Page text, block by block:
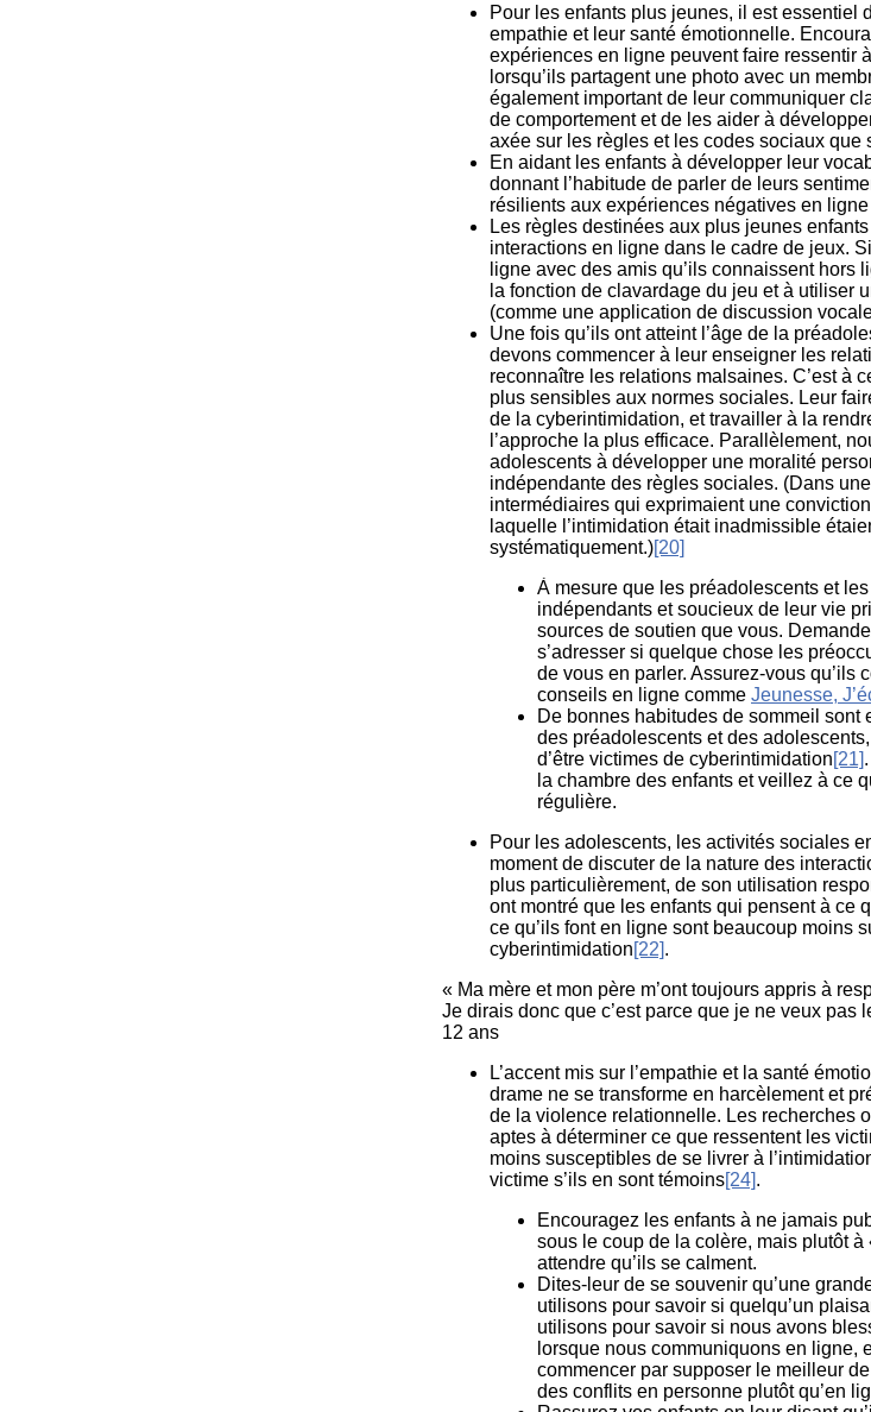
Pour les enfants plus jeunes, il est essentiel
empathie et leur santé émotionnelle.
expériences en ligne peuvent faire ressentir
lorsqu’ils partagent une photo avec un
également important de leur communiquer
de comportement et de les aider à
axée sur les règles et les codes sociaux que
En aidant les enfants à développer leur
donnant l’habitude de parler de leurs
résilients aux expériences négatives en
Les règles destinées aux plus jeunes
interactions en ligne dans le cadre de jeux.
ligne avec des amis qu’ils connaissent hors
la fonction de clavardage du jeu et à utiliser
(comme une application de discussion
Une fois qu’ils ont atteint l’âge de la
devons commencer à leur enseigner les
reconnaître les relations malsaines. C’est à
plus sensibles aux normes sociales. Leur
de la cyberintimidation, et travailler à la
l’approche la plus efficace. Parallèlement,
adolescents à développer une moralité
indépendante des règles sociales. (Dans
intermédiaires qui exprimaient une
laquelle l’intimidation était inadmissible
systématiquement.)[20]
À mesure que les préadolescents et
indépendants et soucieux de leur vie
sources de soutien que vous.
s’adresser si quelque chose les
de vous en parler. Assurez-vous qu’ils
conseils en ligne comme Jeunesse,
De bonnes habitudes de sommeil sont
des préadolescents et des
d’être victimes de cyberintimidation[21]
la chambre des enfants et veillez à ce
régulière.
Pour les adolescents, les activités sociales
moment de discuter de la nature des
plus particulièrement, de son utilisation
ont montré que les enfants qui pensent à ce
ce qu’ils font en ligne sont beaucoup moins
cyberintimidation[22].
« Ma mère et mon père m’ont toujours appris à
Je dirais donc que c’est parce que je ne veux pas
12 ans
L’accent mis sur l’empathie et la santé
drame ne se transforme en harcèlement et
de la violence relationnelle. Les recherches
aptes à déterminer ce que ressentent les
moins susceptibles de se livrer à
victime s’ils en sont témoins[24].
Encouragez les enfants à ne jamais
sous le coup de la colère, mais plutôt à
attendre qu’ils se calment.
Dites-leur de se souvenir qu’une
utilisons pour savoir si quelqu’un
utilisons pour savoir si nous avons
lorsque nous communiquons en ligne,
commencer par supposer le meilleur
des conflits en personne plutôt qu’en